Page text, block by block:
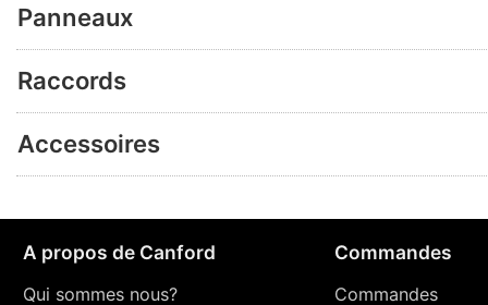
Panneaux
Raccords
Accessoires
A propos de Canford
Qui sommes nous?
Commandes
Commandes